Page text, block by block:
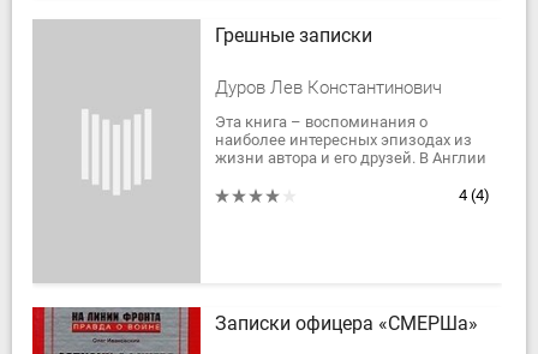
Грешные записки
Дуров Лев Константинович
Эта книга – воспоминания о
наиболее интересных эпизодах из
жизни автора и его друзей. В Англии
клоуном», и он очень дорожит этим...
4 (4)
Записки офицера «СМЕРШа»